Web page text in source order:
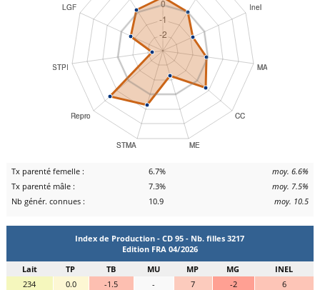
Tx parenté femelle : 6.7%
moy. 6.6%
Tx parenté mâle :
7.3%
moy. 7.5%
Nb génér. connues :
10.9 moy. 10.5
Index de Production - CD 95 - Nb. filles 3217
Edition FRA 04/2026
Lait
TP TB MU MP MG
INEL
234
0.0 -1.5 - 7 -2 6